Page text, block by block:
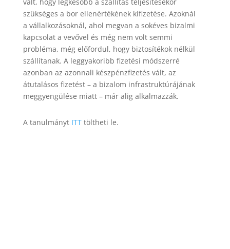
szükséges a bor ellenértékének kifizetése. Azoknál
a vállalkozásoknál, ahol megvan a sokéves bizalmi
kapcsolat a vevővel és még nem volt semmi
probléma, még előfordul, hogy biztosítékok nélkül
szállítanak. A leggyakoribb fizetési módszerré
azonban az azonnali készpénzfizetés vált, az
átutalásos fizetést – a bizalom infrastruktúrájának
meggyengülése miatt – már alig alkalmazzák.
A tanulmányt ITTtöltheti le.